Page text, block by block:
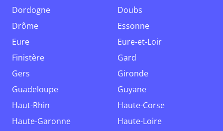
Dordogne
Doubs
Drôme
Essonne
Eure
Eure-et-Loir
Finistère
Gard
Gers
Gironde
Guadeloupe
Guyane
Haut-Rhin
Haute-Corse
Haute-Garonne
Haute-Loire